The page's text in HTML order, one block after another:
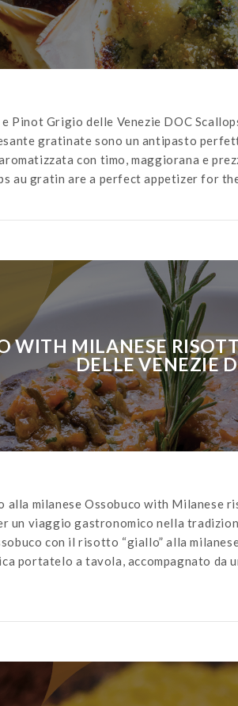
Pinot Grigio delle Venezie DOC
gratinate sono un antipasto
con timo, maggiorana e
au gratin are a perfect appetizer for
WITH MILANESE
DELLE VENEZIE
alla milanese Ossobuco with Milanese
un viaggio gastronomico nella
con il risotto “giallo” alla
portatelo a tavola, accompagnato da